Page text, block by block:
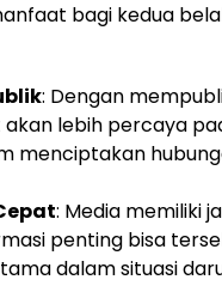
bagi kedua
: Dengan
lebih percaya
menciptakan
: Media memiliki
penting bisa
dalam situasi